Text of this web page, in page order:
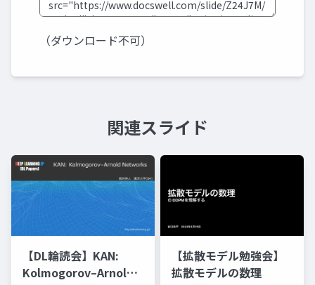
（ダウンロード不可）
関連スライド
【DL輪読会】KAN:
Kolmogorov–Arnold
【拡散モデル勉強会】
拡散モデルの数理